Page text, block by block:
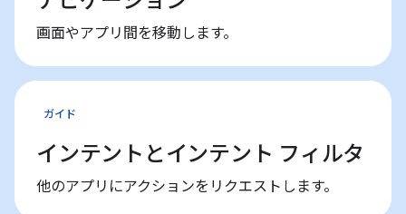
画面やアプリ間を移動します。
ガイド
インテントとインテント フィルタ
他のアプリにアクションをリクエストします。